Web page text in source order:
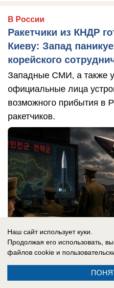
В России
Ракетчики из КНДР
Киеву: Запад
корейского
Западные СМИ, а также
официальные лица
возможного прибытия в
ракетчиков.
Наш сайт использует куки.
Продолжая его использовать,
файлов cookie и